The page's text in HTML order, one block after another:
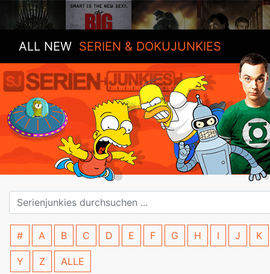
ALL NEW SERIEN & DOKUJUNKIES
# A B C D E F G H I J K
Y Z ALLE